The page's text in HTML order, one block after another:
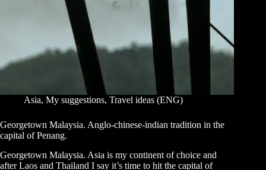
Asia, My suggestions, Travel ideas (ENG)
Georgetown Malaysia. Anglo-chinese-indian tradition in the
capital of Penang.
Georgetown Malaysia. Asia is my continent of choice and
after Laos and Thailand I say it’s time to hit the capital of